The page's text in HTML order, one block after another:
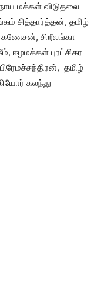
மக்கள் விடுதலை
சித்தார்த்தன், தமிழ்
சிறீலங்கா
ஈழமக்கள் புரட்சிகர
தமிழ்
கலந்து